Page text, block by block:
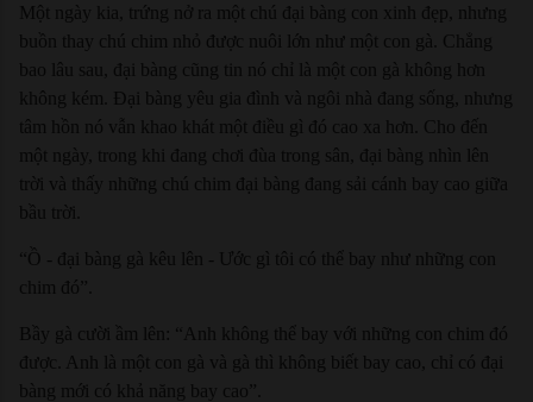
Một ngày kia, trứng nở ra một chú đại bàng con xinh đẹp, nhưng
buồn thay chú chim nhỏ được nuôi lớn như một con gà. Chẳng
bao lâu sau, đại bàng cũng tin nó chỉ là một con gà không hơn
không kém. Đại bàng yêu gia đình và ngôi nhà đang sống, nhưng
tâm hồn nó vẫn khao khát một điều gì đó cao xa hơn. Cho đến
một ngày, trong khi đang chơi đùa trong sân, đại bàng nhìn lên
trời và thấy những chú chim đại bàng đang sải cánh bay cao giữa
bầu trời.
“Ồ - đại bàng gà kêu lên - Ước gì tôi có thể bay như những con
chim đó”.
Bầy gà cười ầm lên: “Anh không thể bay với những con chim đó
được. Anh là một con gà và gà thì không biết bay cao, chỉ có đại
bàng mới có khả năng bay cao”.